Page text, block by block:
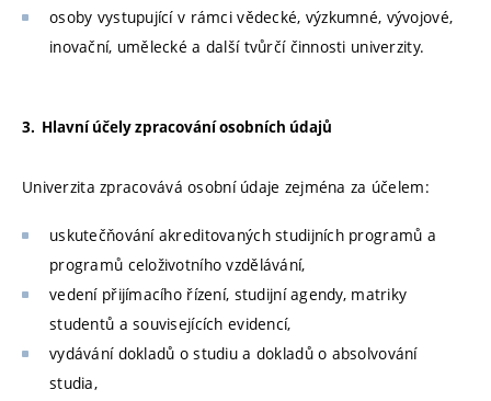
osoby vystupující v rámci vědecké, výzkumné, vývojové,
inovační, umělecké a další tvůrčí činnosti univerzity.
3. Hlavní účely zpracování osobních údajů
Univerzita zpracovává osobní údaje zejména za účelem:
uskutečňování akreditovaných studijních programů a
programů celoživotního vzdělávání,
vedení přijímacího řízení, studijní agendy, matriky
studentů a souvisejících evidencí,
vydávání dokladů o studiu a dokladů o absolvování
studia,